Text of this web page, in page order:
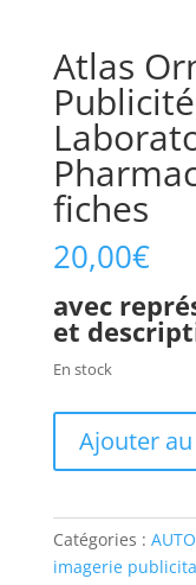
Atlas
fiches
20,00€
avec
et
En stock
Ajouter
Catégories :
imagerie